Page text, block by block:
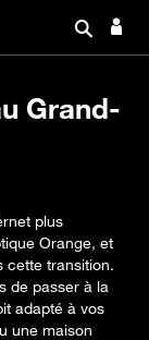
Grand-
plus
Orange, et
cette transition.
de passer à la
adapté à vos
une maison